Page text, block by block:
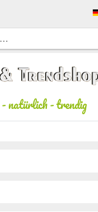
-natürlich-trendig